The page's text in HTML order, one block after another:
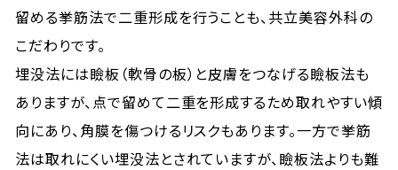
留める挙筋法で二重形成を行うことも、共立美容外科の
こだわりです。
埋没法には瞼板（軟骨の板）と皮膚をつなげる瞼板法も
ありますが、点で留めて二重を形成するため取れやすい傾
向にあり、角膜を傷つけるリスクもあります。一方で挙筋
法は取れにくい埋没法とされていますが、瞼板法よりも難